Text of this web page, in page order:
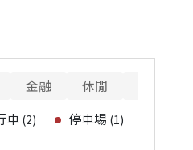
金融 休閒
車(2) 停車場 (1)